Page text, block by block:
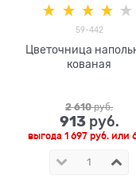
59-442
Цветочница
кованая
2 610 руб.
913 руб.
выгода 1 697 руб.или